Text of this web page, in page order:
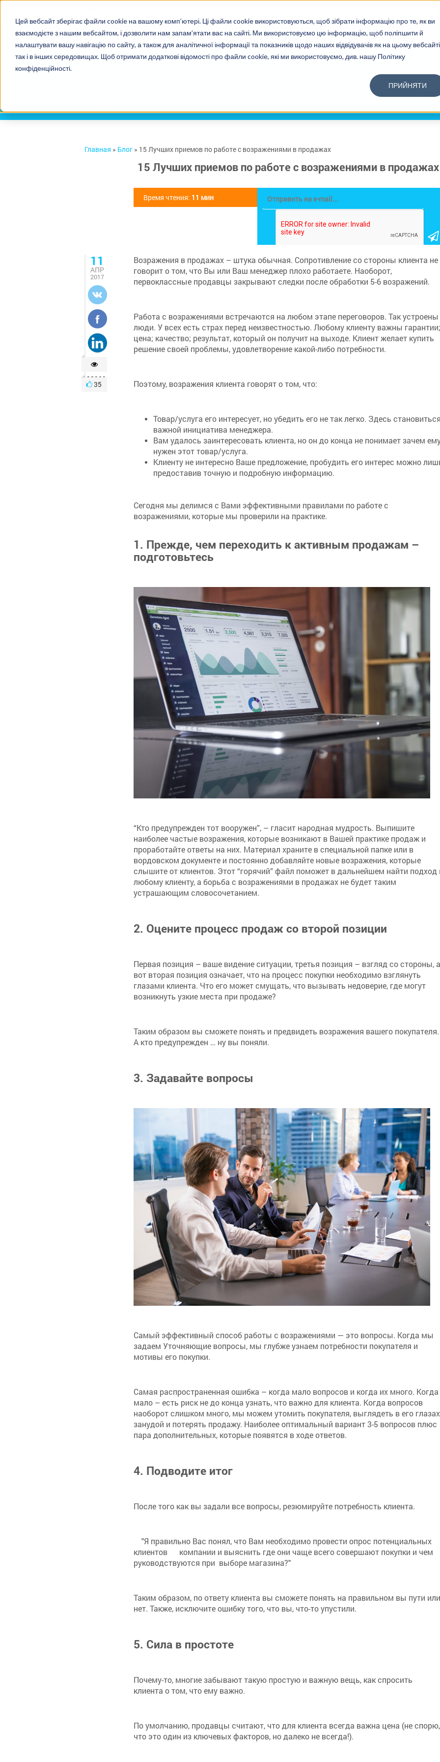
Цей вебсайт зберігає файли cookie на вашому комп’ютері. Ці файли cookie використовуються, щоб зібрати інформацію про те, як ви
взаємодієте з нашим вебсайтом, і дозволити нам запам’ятати вас на сайті. Ми використовуємо цю інформацію, щоб поліпшити й
налаштувати вашу навігацію по сайту, а також для аналітичної інформації та показників щодо наших відвідувачів як на цьому
так і в інших середовищах. Щоб отримати додаткові відомості про файли cookie, які ми використовуємо, див. нашу Політику
конфіденційності.
ПРИЙНЯТИ
О КОМПАНИИ ОПЫТ УСЛУГИ КАРТА ПОКРЫТИЯ ТП
Главная » Блог » 15 Лучших приемов по работе с возражениями в продажах
15 Лучших приемов по работе с возражениями в продажах
Время чтения: 11 мин
11
АПР
2017
132909
35
Возражения в продажах – штука обычная. Сопротивление со стороны клиента не
говорит о том, что Вы или Ваш менеджер плохо работаете. Наоборот,
первоклассные продавцы закрывают следки после обработки 5-6 возражений.
Работа с возражениями встречаются на любом этапе переговоров. Так устроены
люди. У всех есть страх перед неизвестностью. Любому клиенту важны гарантии;
цена; качество; результат, который он получит на выходе. Клиент желает купить
решение своей проблемы, удовлетворение какой-либо потребности.
Поэтому, возражения клиента говорят о том, что:
Товар/услуга его интересует, но убедить его не так легко. Здесь
важной инициатива менеджера.
Вам удалось заинтересовать клиента, но он до конца не понимает зачем
нужен этот товар/услуга.
Клиенту не интересно Ваше предложение, пробудить его интерес можно
предоставив точную и подробную информацию.
Сегодня мы делимся с Вами эффективными правилами по работе с
возражениями, которые мы проверили на практике.
1. Прежде, чем переходить к активным продажам –
подготовьтесь
“Кто предупрежден тот вооружен”, – гласит народная мудрость. Выпишите
наиболее частые возражения, которые возникают в Вашей практике продаж и
проработайте ответы на них. Материал храните в специальной папке или в
вордовском документе и постоянно добавляйте новые возражения, которые
слышите от клиентов. Этот “горячий” файл поможет в дальнейшем найти подход
любому клиенту, а борьба с возражениями в продажах не будет таким
устрашающим словосочетанием.
2. Оцените процесс продаж со второй позиции
Первая позиция – ваше видение ситуации, третья позиция – взгляд со стороны, а
вот вторая позиция означает, что на процесс покупки необходимо взглянуть
глазами клиента. Что его может смущать, что вызывать недоверие, где могут
возникнуть узкие места при продаже?
Таким образом вы сможете понять и предвидеть возражения вашего покупателя.
А кто предупрежден … ну вы поняли.
3. Задавайте вопросы
Самый эффективный способ работы с возражениями — это вопросы. Когда мы
задаем Уточняющие вопросы, мы глубже узнаем потребности покупателя и
мотивы его покупки.
Самая распространенная ошибка – когда мало вопросов и когда их много. Когда
мало – есть риск не до конца узнать, что важно для клиента. Когда вопросов
наоборот слишком много, мы можем утомить покупателя, выглядеть в его глазах
занудой и потерять продажу. Наиболее оптимальный вариант 3-5 вопросов плюс
пара дополнительных, которые появятся в ходе ответов.
4. Подводите итог
После того как вы задали все вопросы, резюмируйте потребность клиента.
"Я правильно Вас понял, что Вам необходимо провести опрос потенциальных
клиентов компании и выяснить где они чаще всего совершают покупки и чем
руководствуются при выборе магазина?"
Таким образом, по ответу клиента вы сможете понять на правильном вы пути или
нет. Также, исключите ошибку того, что вы, что-то упустили.
5. Сила в простоте
Почему-то, многие забывают такую простую и важную вещь, как спросить
клиента о том, что ему важно.
По умолчанию, продавцы считают, что для клиента всегда важна цена (не спорю,
что это один из ключевых факторов, но далеко не всегда!).